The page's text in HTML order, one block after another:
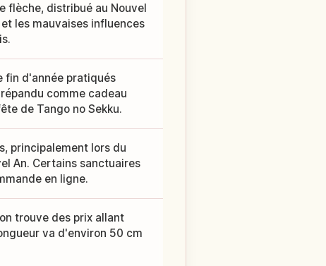
flèche, distribué au Nouvel
les mauvaises influences
fin d'année pratiqués
comme cadeau
de Tango no Sekku.
principalement lors du
An. Certains sanctuaires
en ligne.
trouve des prix allant
va d'environ 50 cm